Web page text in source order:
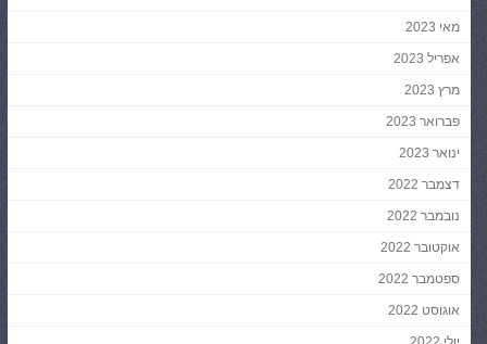
מאי 2023
אפריל 2023
מרץ 2023
פברואר 2023
ינואר 2023
דצמבר 2022
נובמבר 2022
אוקטובר 2022
ספטמבר 2022
אוגוסט 2022